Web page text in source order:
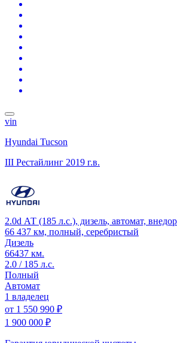
vin
Hyundai Tucson
III Рестайлинг 2019 г.в.
2.0d АТ (185 л.с.), дизель, автомат,
66 437 км, полный, серебристый
Дизель
66437 км.
2.0 / 185 л.с.
Полный
Автомат
1 владелец
от 1 550 990 ₽
1 900 000 ₽